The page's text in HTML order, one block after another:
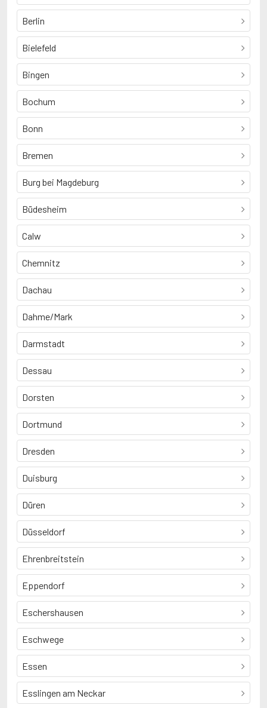
Berlin
Bielefeld
Bingen
Bochum
Bonn
Bremen
Burg bei Magdeburg
Büdesheim
Calw
Chemnitz
Dachau
Dahme/Mark
Darmstadt
Dessau
Dorsten
Dortmund
Dresden
Duisburg
Düren
Düsseldorf
Ehrenbreitstein
Eppendorf
Eschershausen
Eschwege
Essen
Esslingen am Neckar